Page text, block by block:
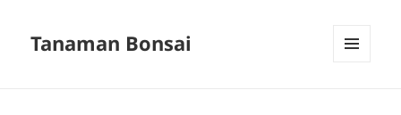
Tanaman Bonsai